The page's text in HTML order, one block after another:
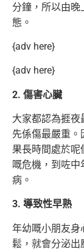
分鐘，所以由
態。
{adv here}
{adv here}
2. 傷害心臟
大家都認為捱
先係傷最嚴重
果長時間處於
嘅危機，到咗
病。
3. 導致性早熟
年幼嘅小朋友身
鬆，就會分泌出